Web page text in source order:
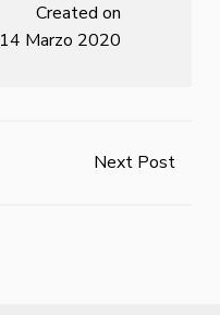
Created on
14 Marzo 2020
Next Post